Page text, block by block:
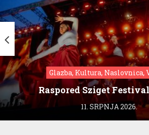
Glazba, Kultura, Naslovnica,
Raspored Sziget
11. SRPNJA 2026.